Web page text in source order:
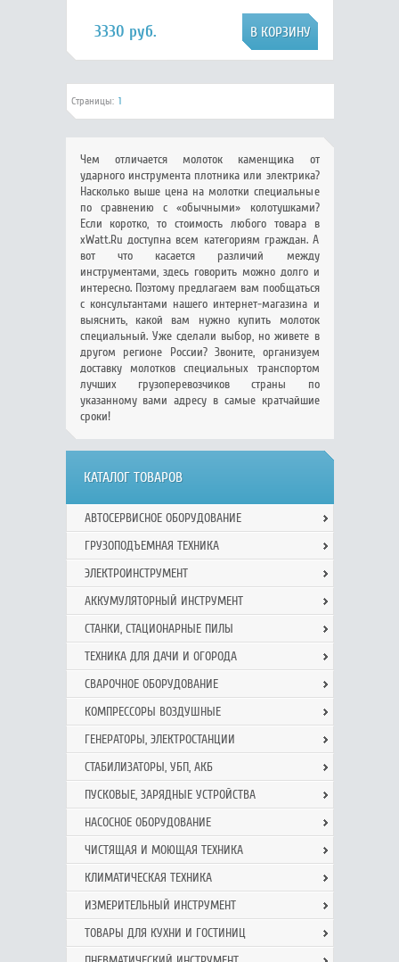
3330 руб.
Страницы: 1
Чем отличается молоток каменщика от
ударного инструмента плотника или электрика?
Насколько выше цена на молотки специальные
по сравнению с «обычными» колотушками?
Если коротко, то стоимость любого товара в
xWatt.Ru доступна всем категориям граждан. А
вот что касается различий между
инструментами, здесь говорить можно долго и
интересно. Поэтому предлагаем вам пообщаться
с консультантами нашего интернет-магазина и
выяснить, какой вам нужно купить молоток
специальный. Уже сделали выбор, но живете в
другом регионе России? Звоните, организуем
доставку молотков специальных транспортом
лучших грузоперевозчиков страны по
указанному вами адресу в самые кратчайшие
сроки!
КАТАЛОГ ТОВАРОВ
АВТОСЕРВИСНОЕ ОБОРУДОВАНИЕ
ГРУЗОПОДЪЕМНАЯ ТЕХНИКА
ЭЛЕКТРОИНСТРУМЕНТ
АККУМУЛЯТОРНЫЙ ИНСТРУМЕНТ
СТАНКИ, СТАЦИОНАРНЫЕ ПИЛЫ
ТЕХНИКА ДЛЯ ДАЧИ И ОГОРОДА
СВАРОЧНОЕ ОБОРУДОВАНИЕ
КОМПРЕССОРЫ ВОЗДУШНЫЕ
ГЕНЕРАТОРЫ, ЭЛЕКТРОСТАНЦИИ
СТАБИЛИЗАТОРЫ, УБП, АКБ
ПУСКОВЫЕ, ЗАРЯДНЫЕ УСТРОЙСТВА
НАСОСНОЕ ОБОРУДОВАНИЕ
ЧИСТЯЩАЯ И МОЮЩАЯ ТЕХНИКА
КЛИМАТИЧЕСКАЯ ТЕХНИКА
ИЗМЕРИТЕЛЬНЫЙ ИНСТРУМЕНТ
ТОВАРЫ ДЛЯ КУХНИ И ГОСТИНИЦ